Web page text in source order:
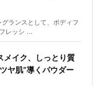
ランスとして、ボディフ
レッシ ...
メイク、しっとり質
ヤ肌”導くパウダー